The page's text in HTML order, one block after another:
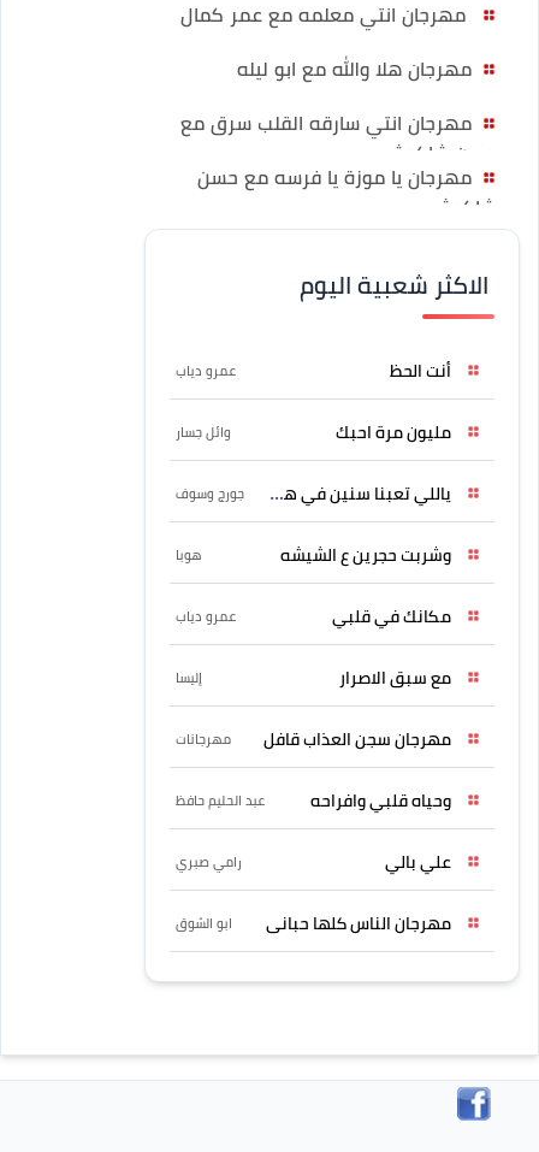
مهرجان انتي معلمه مع عمر كمال
مهرجان هلا والله مع ابو ليله
مهرجان انتي سارقه القلب سرق مع
حسن شاكوش
مهرجان يا موزة يا فرسه مع حسن
شاكوش
الاكثر شعبية اليوم
أنت الحظ عمرو دياب
مليون مرة احبك وائل جسار
ياللي تعبنا سنين في هواه جورج وسوف
وشربت حجرين ع الشيشه هوبا
مكانك في قلبي عمرو دياب
مع سبق الاصرار إليسا
مهرجان سجن العذاب قافل مهرجانات
وحياه قلبي وافراحه عبد الحليم حافظ
علي بالي رامي صبري
مهرجان الناس كلها حبانى ابو الشوق